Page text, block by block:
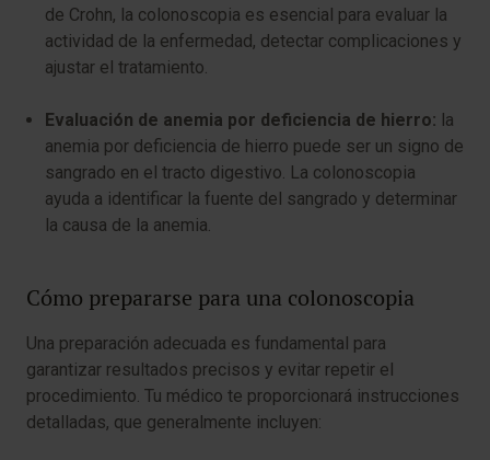
de Crohn, la colonoscopia es esencial para evaluar la
actividad de la enfermedad, detectar complicaciones y
ajustar el tratamiento.
Evaluación de anemia por deficiencia de hierro: la
anemia por deficiencia de hierro puede ser un signo de
sangrado en el tracto digestivo. La colonoscopia
ayuda a identificar la fuente del sangrado y determinar
la causa de la anemia.
Cómo prepararse para una colonoscopia
Una preparación adecuada es fundamental para
garantizar resultados precisos y evitar repetir el
procedimiento. Tu médico te proporcionará instrucciones
detalladas, que generalmente incluyen: